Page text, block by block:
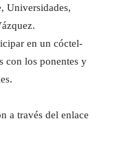
Universidades,
en un cóctel-
con los ponentes y
a través del enlace